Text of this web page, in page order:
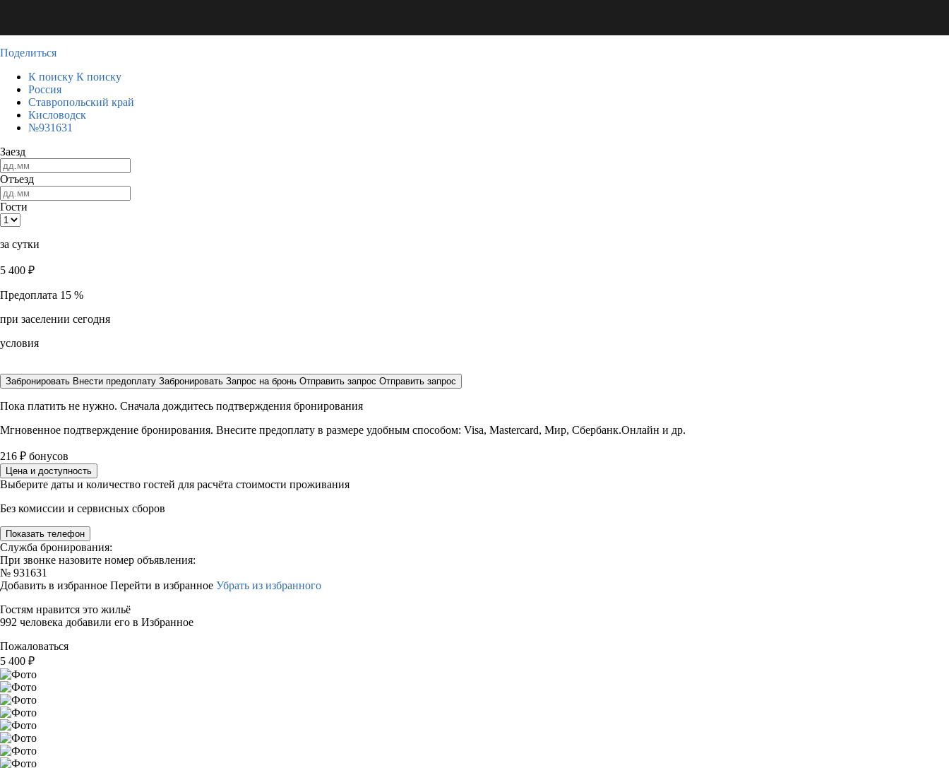
Поделиться
К поиску К поиску
Россия
Ставропольский край
Кисловодск
№931631
Заезд
Отъезд
Гости
за сутки
5 400 ₽
Предоплата 15 %
при заселении сегодня
условия
Забронировать Внести предоплату Забронировать Запрос на бронь Отправить запрос Отправить запрос
Пока платить не нужно. Сначала дождитесь подтверждения бронирования
Мгновенное подтверждение бронирования. Внесите предоплату в размере удобным способом: Visa, Mastercard, Мир, Сбербанк.Онлайн и др.
216 ₽ бонусов
Цена и доступность
Выберите даты и количество гостей для расчёта стоимости проживания
Без комиссии и сервисных сборов
Показать телефон
Служба бронирования:
При звонке назовите номер объявления:
№ 931631
Добавить в избранное Перейти в избранное Убрать из избранного
Гостям нравится это жильё
992 человека добавили его в Избранное
Пожаловаться
5 400 ₽